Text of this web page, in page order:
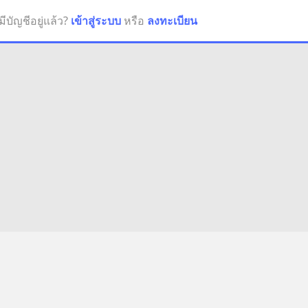
บัญชีอยู่แล้ว? เข้าสู่ระบบ หรือ ลงทะเบียน